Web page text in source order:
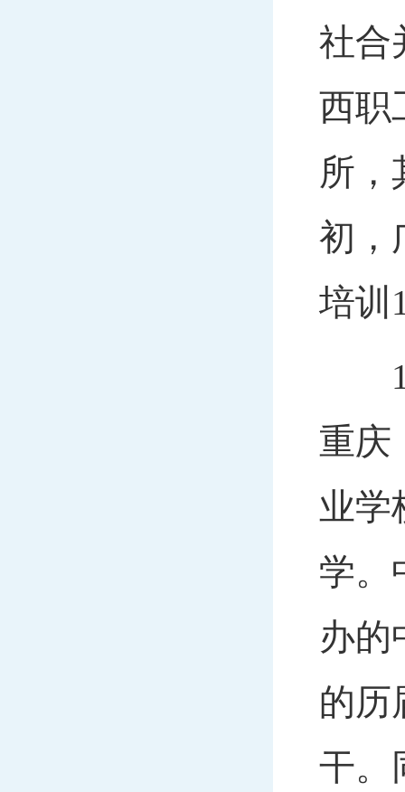
社合
西职
所，
初，
培训
重庆
业学
学。
办的
的历
干。